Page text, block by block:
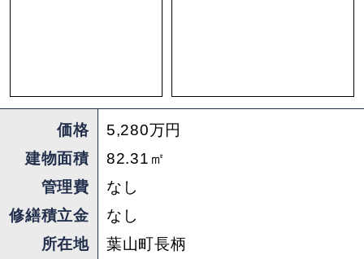
想像してしまいます。
間取りはLDKを中心にして水まわりが隣接し、奥
に個室が2部屋。そしてロフトといった構成。デ
ッキとLDKの関係が密接であることと、LDKや玄
関廊下の床面がタイル張りなので、どこまでを土
足にするのか迷うところです。外への出入りがか
価格
5,280万円
建物面積
82.31㎡
管理費
なし
修繕積立金
なし
所在地
葉山町長柄